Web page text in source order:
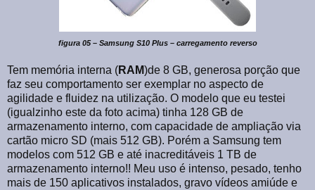
figura 05 – Samsung S10 Plus – carregamento reverso
Tem memória interna (RAM)de 8 GB, generosa porção que
faz seu comportamento ser exemplar no aspecto de
agilidade e fluidez na utilização. O modelo que eu testei
(igualzinho este da foto acima) tinha 128 GB de
armazenamento interno, com capacidade de ampliação via
cartão micro SD (mais 512 GB). Porém a Samsung tem
modelos com 512 GB e até inacreditáveis 1 TB de
armazenamento interno!! Meu uso é intenso, pesado, tenho
mais de 150 aplicativos instalados, gravo vídeos amiúde e